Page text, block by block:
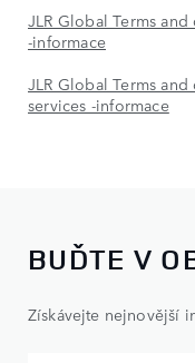
JLR Global Terms
-informace
JLR Global Terms
services -informace
BUĎTE V
Získávejte nejnovější